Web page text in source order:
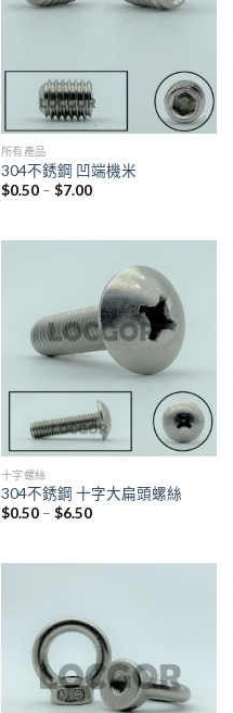
所有產品
304不銹鋼 凹端機米
$0.50– $7.00
十字螺絲
304不銹鋼 十字大扁頭螺絲
$0.50– $6.50